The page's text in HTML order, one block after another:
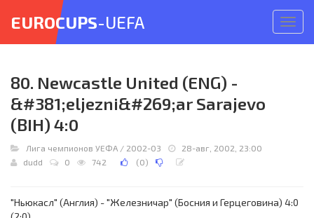
меню
EUROCUPS-UEFA
80. Newcastle United (ENG) -
&#381;eljezni&#269;ar Sarajevo
(BIH) 4:0
Лига чемпионов УЕФА / 2002-03
28-авг, 2002, 23:00
dudd
0 742 (0)
"Ньюкасл" (Англия) - "Железничар" (Босния и Герцеговина) 4:0